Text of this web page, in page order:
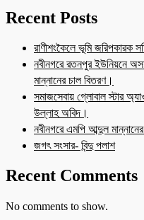
Recent Posts
রাণীশংকৈলে ভূমি জরিপকারক
নবীনগরে রতনপুর ইউনিয়নে
মান্নানের চাল বিতরণ।
সমাজসেবায় গ্লোবাল স্টার
উল্লাহ অবিদ।
নবীনগরে এমপি আব্দুল
জগৎ সংসার- বিন্দু পলাশ
Recent Comments
No comments to show.